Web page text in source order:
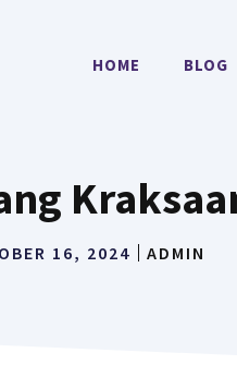
HOME BLOG
16, 2024 ADMIN